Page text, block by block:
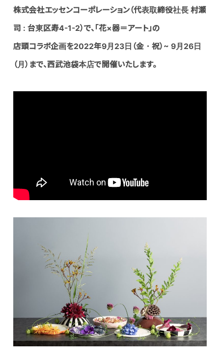
株式会社エッセンコーポレーション（代表取締役社長 村瀬
司 : 台東区寿4-1-2）で、「花×器＝アート」の
店頭コラボ企画を2022年9月23日（金・祝）~ 9月26日
（月）まで、西武池袋本店で開催いたします。